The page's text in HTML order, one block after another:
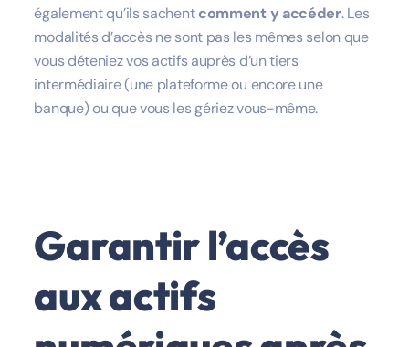
également qu’ils sachentcomment y accéder. Les
modalités d’accès ne sont pas les mêmes selon que
vous déteniez vos actifs auprès d’un tiers
intermédiaire (une plateforme ou encore une
banque) ou que vous les gériez vous-même.
Garantir l’accès
aux actifs